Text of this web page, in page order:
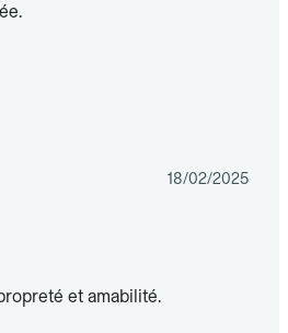
18/02/2025
et amabilité.